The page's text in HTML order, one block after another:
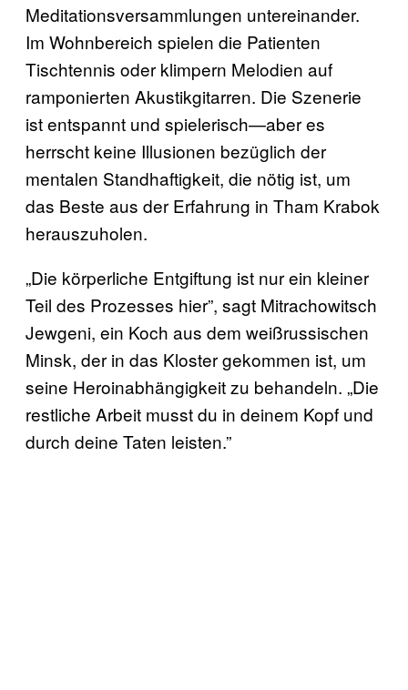
Meditationsversammlungen untereinander.
Im Wohnbereich spielen die Patienten
Tischtennis oder klimpern Melodien auf
ramponierten Akustikgitarren. Die Szenerie
ist entspannt und spielerisch—aber es
herrscht keine Illusionen bezüglich der
mentalen Standhaftigkeit, die nötig ist, um
das Beste aus der Erfahrung in Tham Krabok
herauszuholen.
„Die körperliche Entgiftung ist nur ein kleiner
Teil des Prozesses hier”, sagt Mitrachowitsch
Jewgeni, ein Koch aus dem weißrussischen
Minsk, der in das Kloster gekommen ist, um
seine Heroinabhängigkeit zu behandeln. „Die
restliche Arbeit musst du in deinem Kopf und
durch deine Taten leisten.”